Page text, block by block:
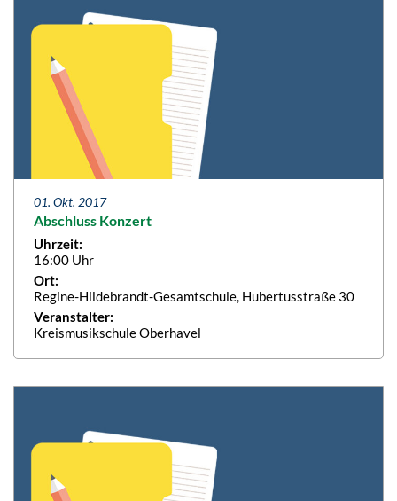
01. Okt. 2017
Abschluss Konzert
Uhrzeit:
16:00 Uhr
Ort:
Regine-Hildebrandt-Gesamtschule, Hubertusstraße 30
Veranstalter:
Kreismusikschule Oberhavel